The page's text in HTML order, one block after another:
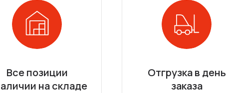
Все позиции
на складе
Отгрузка в день
заказа